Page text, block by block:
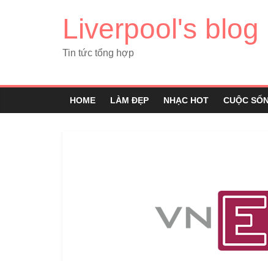
Liverpool's blog
Tin tức tổng hợp
HOME LÀM ĐẸP NHẠC HOT CUỘC